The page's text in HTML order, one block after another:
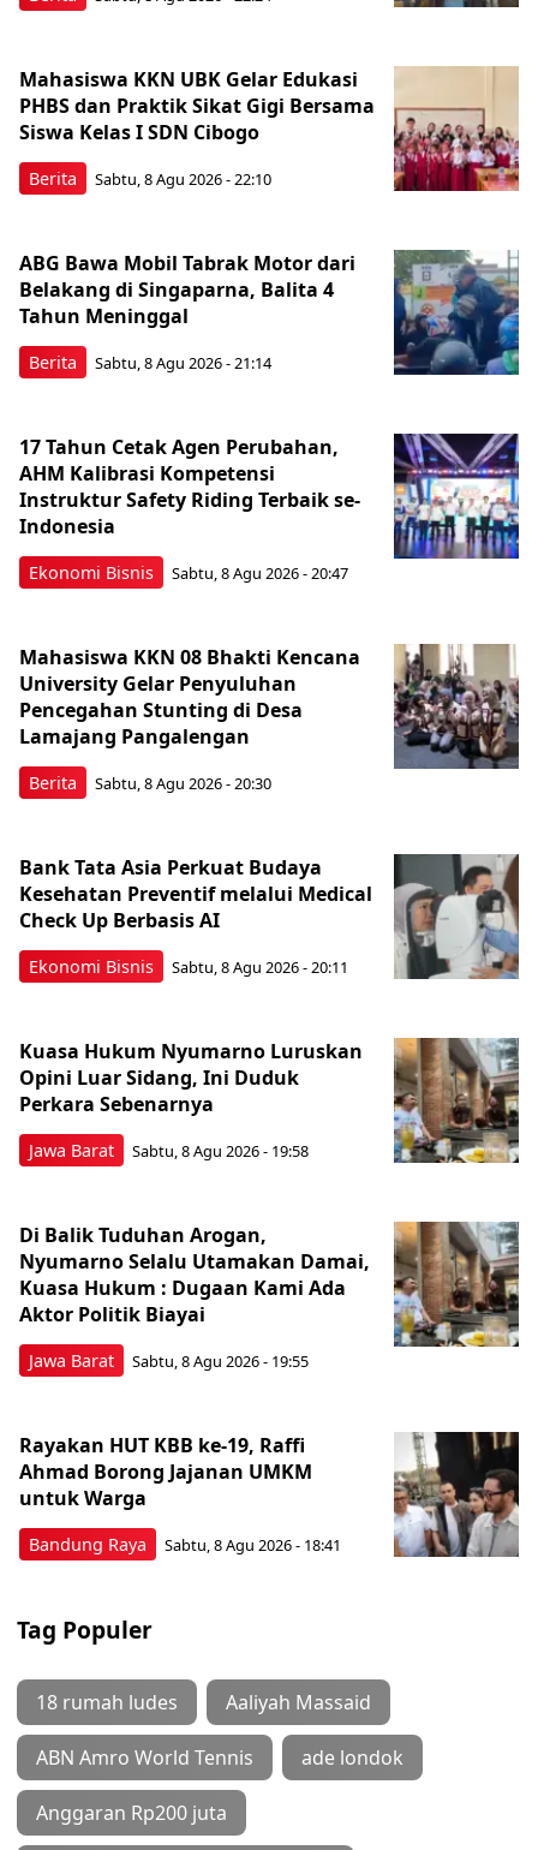
Berita
Mahasiswa KKN UBK Gelar Edukasi
PHBS dan Praktik Sikat Gigi Bersama
Siswa Kelas I SDN Cibogo
Sabtu, 8 Agu 2026 - 22:10
Berita
ABG Bawa Mobil Tabrak Motor dari
Belakang di Singaparna, Balita 4
Tahun Meninggal
Sabtu, 8 Agu 2026 - 21:14
Ekonomi Bisnis
17 Tahun Cetak Agen Perubahan,
AHM Kalibrasi Kompetensi
Instruktur Safety Riding Terbaik se-
Indonesia
Sabtu, 8 Agu 2026 - 20:47
Berita
Mahasiswa KKN 08 Bhakti Kencana
University Gelar Penyuluhan
Pencegahan Stunting di Desa
Lamajang Pangalengan
Sabtu, 8 Agu 2026 - 20:30
Ekonomi Bisnis
Bank Tata Asia Perkuat Budaya
Kesehatan Preventif melalui Medical
Check Up Berbasis AI
Sabtu, 8 Agu 2026 - 20:11
Jawa Barat
Kuasa Hukum Nyumarno Luruskan
Opini Luar Sidang, Ini Duduk
Perkara Sebenarnya ​
Sabtu, 8 Agu 2026 - 19:58
Jawa Barat
Di Balik Tuduhan Arogan,
Nyumarno Selalu Utamakan Damai,
Kuasa Hukum : Dugaan Kami Ada
Aktor Politik Biayai
Sabtu, 8 Agu 2026 - 19:55
Bandung Raya
Rayakan HUT KBB ke-19, Raffi
Ahmad Borong Jajanan UMKM
untuk Warga
Sabtu, 8 Agu 2026 - 18:41
Tag Populer
18 rumah ludes Aaliyah Massaid
ABN Amro World Tennis ade londok
Anggaran Rp200 juta